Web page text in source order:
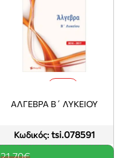
Κωδικός: tsi.078591
ΑΛΓΕΒΡΑ Β΄ ΛΥΚΕΙΟΥ